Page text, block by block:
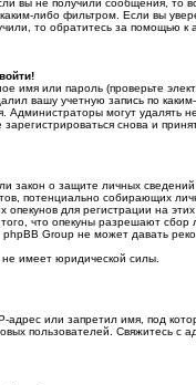
вы не получили сообщения, то
либо фильтром. Если вы
то обратитесь за помощью
имя или пароль (проверьте
вашу учетную запись по
могут удалять
снова и
закон о защите личных
потенциально собирающих
для регистрации на
что опекуны разрешают
Group не может давать
имеет юридической силы.
или запретил имя, под
пользователей. Свяжитесь с